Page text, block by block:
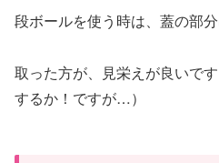
段ボールを使う時は、蓋の部
取った方が、見栄えが良いで
するか！ですが…）